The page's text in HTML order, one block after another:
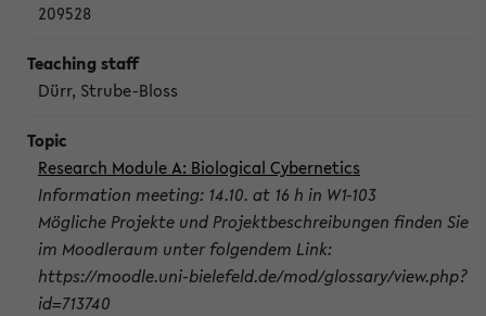
209528
Dürr, Strube-Bloss
Research Module A: Biological Cybernetics
Information meeting: 14.10. at 16 h in W1-103
Mögliche Projekte und Projektbeschreibungen finden Sie
im Moodleraum unter folgendem Link:
https://moodle.uni-bielefeld.de/mod/glossary/view.php?
id=713740